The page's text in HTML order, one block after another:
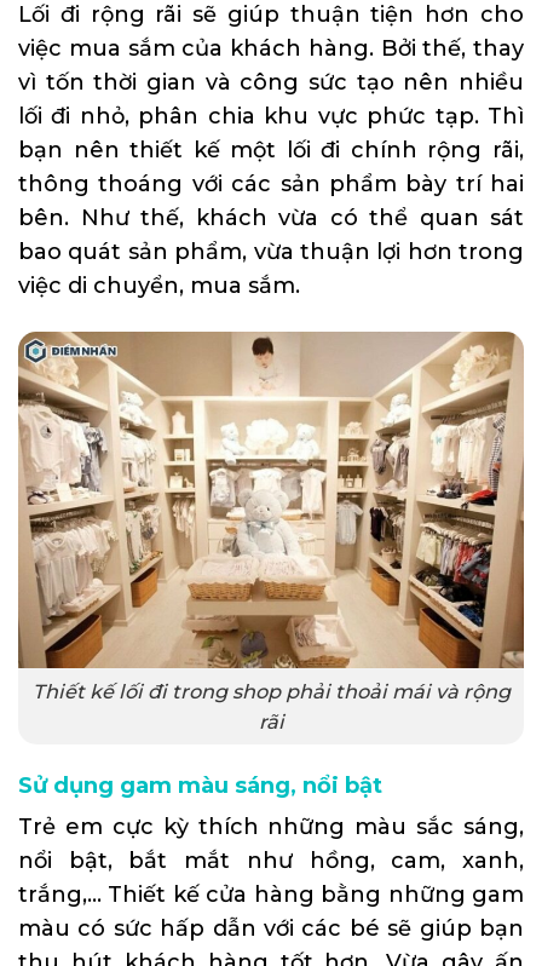
Lối đi rộng rãi sẽ giúp thuận tiện hơn cho
việc mua sắm của khách hàng. Bởi thế, thay
vì tốn thời gian và công sức tạo nên nhiều
lối đi nhỏ, phân chia khu vực phức tạp. Thì
bạn nên thiết kế một lối đi chính rộng rãi,
thông thoáng với các sản phẩm bày trí hai
bên. Như thế, khách vừa có thể quan sát
bao quát sản phẩm, vừa thuận lợi hơn trong
việc di chuyển, mua sắm.
Thiết kế lối đi trong shop phải thoải mái và rộng
rãi
Sử dụng gam màu sáng, nổi bật
Trẻ em cực kỳ thích những màu sắc sáng,
nổi bật, bắt mắt như hồng, cam, xanh,
trắng,… Thiết kế cửa hàng bằng những gam
màu có sức hấp dẫn với các bé sẽ giúp bạn